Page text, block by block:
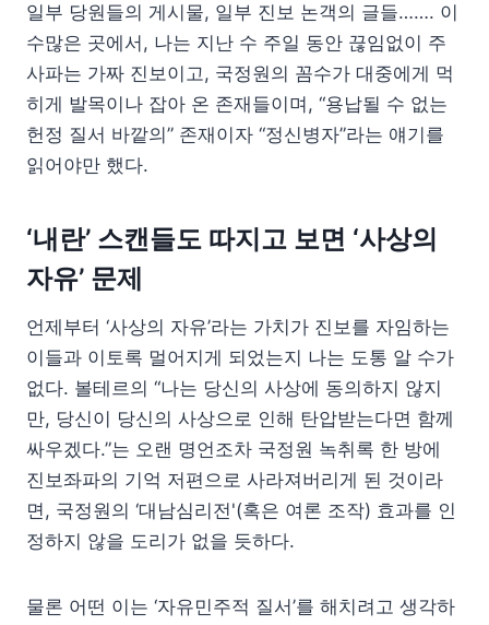
일부 당원들의 게시물, 일부 진보 논객의 글들……. 이
수많은 곳에서, 나는 지난 수 주일 동안 끊임없이 주
사파는 가짜 진보이고, 국정원의 꼼수가 대중에게 먹
히게 발목이나 잡아 온 존재들이며, “용납될 수 없는
헌정 질서 바깥의” 존재이자 “정신병자”라는 얘기를
읽어야만 했다.
‘내란’ 스캔들도 따지고 보면 ‘사상의
자유’ 문제
언제부터 ‘사상의 자유’라는 가치가 진보를 자임하는
이들과 이토록 멀어지게 되었는지 나는 도통 알 수가
없다. 볼테르의 “나는 당신의 사상에 동의하지 않지
만, 당신이 당신의 사상으로 인해 탄압받는다면 함께
싸우겠다.”는 오랜 명언조차 국정원 녹취록 한 방에
진보좌파의 기억 저편으로 사라져버리게 된 것이라
면, 국정원의 ‘대남심리전'(혹은 여론 조작) 효과를 인
정하지 않을 도리가 없을 듯하다.
물론 어떤 이는 ‘자유민주적 질서’를 해치려고 생각하